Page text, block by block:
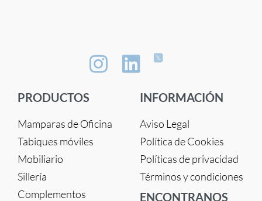
PRODUCTOS
Mamparas de Oficina
Tabiques móviles
Mobiliario
Sillería
Complementos
INFORMACIÓN
Aviso Legal
Política de Cookies
Políticas de privacidad
Términos y condiciones
ENCONTRANOS